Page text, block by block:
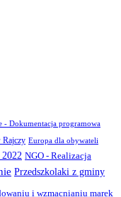
- Dokumentacja programowa
Rajczy Europa dla obywateli
NGO - Realizacja
Przedszkolaki z gminy
i wzmacnianiu marek